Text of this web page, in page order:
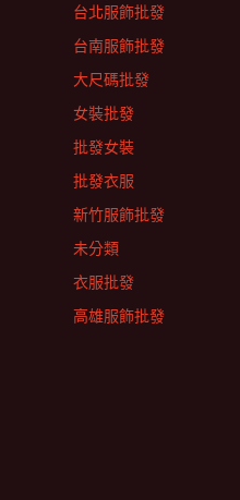
台北服飾批發
台南服飾批發
大尺碼批發
女裝批發
批發女裝
批發衣服
新竹服飾批發
未分類
衣服批發
高雄服飾批發